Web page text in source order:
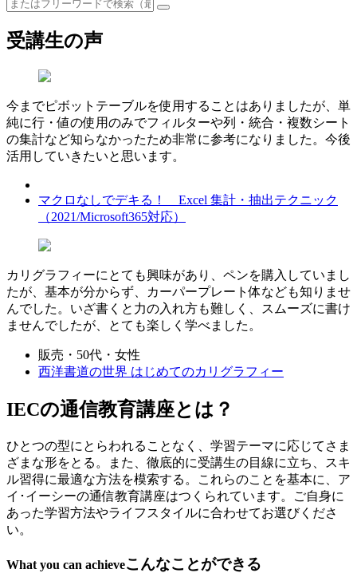
受講生の声
今までピボットテーブルを使用することはありましたが、単
純に行・値の使用のみでフィルターや列・統合・複数シート
の集計など知らなかったため非常に参考になりました。今後
活用していきたいと思います。
マクロなしでデキる！ Excel 集計・抽出テクニック
（2021/Microsoft365対応）
カリグラフィーにとても興味があり、ペンを購入していまし
たが、基本が分からず、カーパープレート体なども知りませ
んでした。いざ書くと力の入れ方も難しく、スムーズに書け
ませんでしたが、とても楽しく学べました。
販売・50代・女性
西洋書道の世界 はじめてのカリグラフィー
IECの通信教育講座とは？
ひとつの型にとらわれることなく、学習テーマに応じてさま
ざまな形をとる。また、徹底的に受講生の目線に立ち、スキ
ル習得に最適な方法を模索する。これらのことを基本に、ア
イ･イーシーの通信教育講座はつくられています。ご自身に
あった学習方法やライフスタイルに合わせてお選びくださ
い。
What you can achieveこんなことができる